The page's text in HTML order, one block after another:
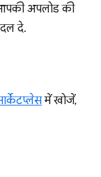
अपलोड की
दे.
में खोजें,